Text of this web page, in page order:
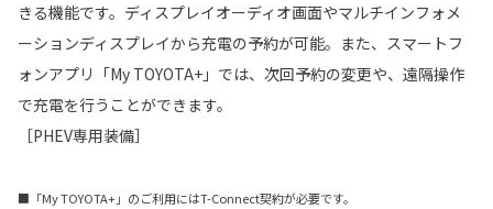
きる機能です。ディスプレイオーディオ画面やマルチインフォメ
ーションディスプレイから充電の予約が可能。また、スマートフ
ォンアプリ「My TOYOTA+」では、次回予約の変更や、遠隔操作
で充電を行うことができます。
［PHEV専用装備］
■「My TOYOTA+」のご利用にはT-Connect契約が必要です。